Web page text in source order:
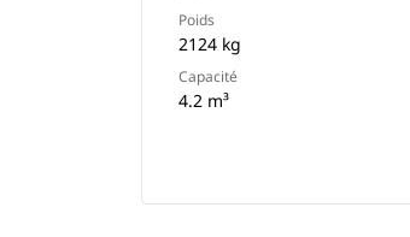
Poids
2124 kg
Capacité
4.2 m³